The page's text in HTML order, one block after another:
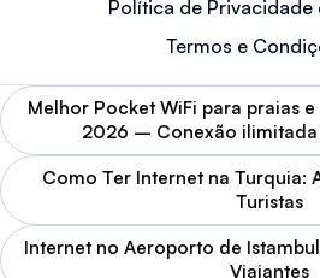
Política de Privacidade
Termos e
Melhor Pocket WiFi para praias
2026 – Conexão
Como Ter Internet na Turquia:
Turistas
Internet no Aeroporto de
Viajantes